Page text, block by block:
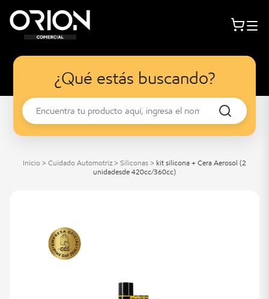
¿Qué estás buscando?
Inicio > Cuidado Automotriz > Siliconas > kit silicona + Cera Aerosol (2
unidadesde 420cc/360cc)